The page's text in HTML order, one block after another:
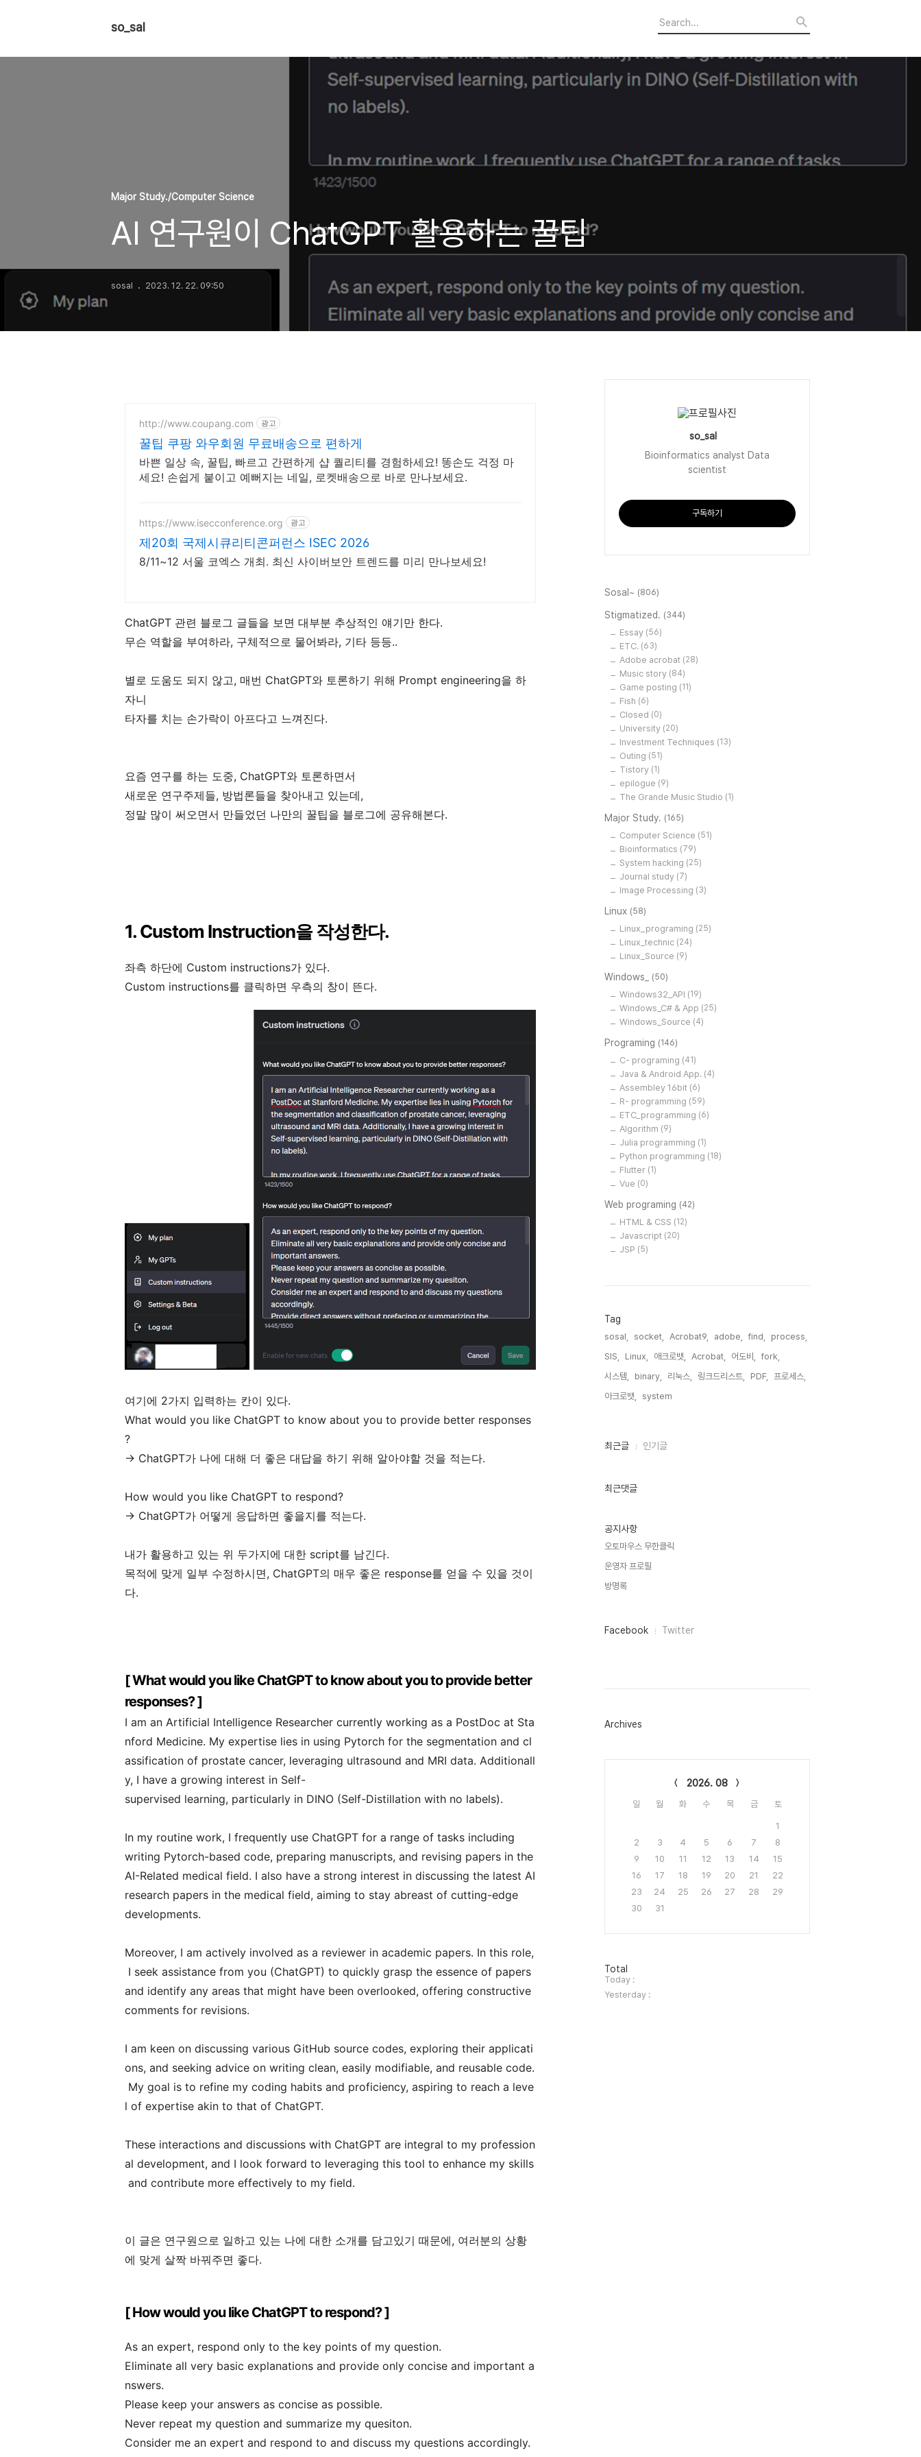
so_sal
Major Study./Computer Science
AI 연구원이 ChatGPT 활용하는 꿀팁
sosal 2023. 12. 22. 09:50
http://www.coupang.com 광고
꿀팁 쿠팡 와우회원 무료배송으로 편하게
바쁜 일상 속, 꿀팁, 빠르고 간편하게 샵 퀄리티를 경험하세요! 똥손도 걱정 마
세요! 손쉽게 붙이고 예뻐지는 네일, 로켓배송으로 바로 만나보세요.
https://www.isecconference.org 광고
제20회 국제시큐리티콘퍼런스 ISEC 2026
8/11~12 서울 코엑스 개최. 최신 사이버보안 트렌드를 미리 만나보세요!
ChatGPT 관련 블로그 글들을 보면 대부분 추상적인 얘기만 한다.
무슨 역할을 부여하라, 구체적으로 물어봐라, 기타 등등..
별로 도움도 되지 않고, 매번 ChatGPT와 토론하기 위해 Prompt engineering을 하
자니
타자를 치는 손가락이 아프다고 느껴진다.
요즘 연구를 하는 도중, ChatGPT와 토론하면서
새로운 연구주제들, 방법론들을 찾아내고 있는데,
정말 많이 써오면서 만들었던 나만의 꿀팁을 블로그에 공유해본다.
1. Custom Instruction을 작성한다.
좌측 하단에 Custom instructions가 있다.
Custom instructions를 클릭하면 우측의 창이 뜬다.
여기에 2가지 입력하는 칸이 있다.
What would you like ChatGPT to know about you to provide better responses
?
-> ChatGPT가 나에 대해 더 좋은 대답을 하기 위해 알아야할 것을 적는다.
How would you like ChatGPT to respond?
-> ChatGPT가 어떻게 응답하면 좋을지를 적는다.
내가 활용하고 있는 위 두가지에 대한 script를 남긴다.
목적에 맞게 일부 수정하시면, ChatGPT의 매우 좋은 response를 얻을 수 있을 것이
다.
[ What would you like ChatGPT to know about you to provide better
responses? ]
I am an Artificial Intelligence Researcher currently working as a PostDoc at Sta
nford Medicine. My expertise lies in using Pytorch for the segmentation and cl
assification of prostate cancer, leveraging ultrasound and MRI data. Additionall
y, I have a growing interest in Self-
supervised learning, particularly in DINO (Self-Distillation with no labels).
In my routine work, I frequently use ChatGPT for a range of tasks including
writing Pytorch-based code, preparing manuscripts, and revising papers in the
AI-Related medical field. I also have a strong interest in discussing the latest AI
research papers in the medical field, aiming to stay abreast of cutting-edge
developments.
Moreover, I am actively involved as a reviewer in academic papers. In this role,
I seek assistance from you (ChatGPT) to quickly grasp the essence of papers
and identify any areas that might have been overlooked, offering constructive
comments for revisions.
I am keen on discussing various GitHub source codes, exploring their applicati
ons, and seeking advice on writing clean, easily modifiable, and reusable code.
My goal is to refine my coding habits and proficiency, aspiring to reach a leve
l of expertise akin to that of ChatGPT.
These interactions and discussions with ChatGPT are integral to my profession
al development, and I look forward to leveraging this tool to enhance my skills
and contribute more effectively to my field.
이 글은 연구원으로 일하고 있는 나에 대한 소개를 담고있기 때문에, 여러분의 상황
에 맞게 살짝 바꿔주면 좋다.
[ How would you like ChatGPT to respond? ]
As an expert, respond only to the key points of my question.
Eliminate all very basic explanations and provide only concise and important a
nswers.
Please keep your answers as concise as possible.
Never repeat my question and summarize my quesiton.
Consider me an expert and respond to and discuss my questions accordingly.
so_sal
Bioinformatics analyst Data
scientist
구독하기
Sosal~ (806)
Stigmatized. (344)
Essay (56)
ETC. (63)
Adobe acrobat (28)
Music story (84)
Game posting (11)
Fish (6)
Closed (0)
University (20)
Investment Techniques (13)
Outing (51)
Tistory (1)
epilogue (9)
The Grande Music Studio (1)
Major Study. (165)
Computer Science (51)
Bioinformatics (79)
System hacking (25)
Journal study (7)
Image Processing (3)
Linux (58)
Linux_programing (25)
Linux_technic (24)
Linux_Source (9)
Windows_ (50)
Windows32_API (19)
Windows_C# & App (25)
Windows_Source (4)
Programing (146)
C- programing (41)
Java & Android App. (4)
Assembley 16bit (6)
R- programming (59)
ETC_programming (6)
Algorithm (9)
Julia programming (1)
Python programming (18)
Flutter (1)
Vue (0)
Web programing (42)
HTML & CSS (12)
Javascript (20)
JSP (5)
Tag
sosal, socket, Acrobat9, adobe, find,
process,
SIS,
Linux, 애크로뱃, Acrobat, 어도비,
fork,
시스템,
binary, 리눅스, 링크드리스트, PDF,
프로세스,
아크로뱃,
system,
최
인
최근글 인기글
최근댓글
공지사항
오토마우스 무한클릭
운영자 프로필
방명록
페
그
Facebook Twitter
Archives
2026. 08
일 월 화 수 목 금 토
1
2
3 4 5 6 7
8
9
10 11 12 13 14
15
16
17 18 19 20 21
22
23
24 25 26 27 28
29
30
31
방
문
자
수
Total
Today :
Yesterday :